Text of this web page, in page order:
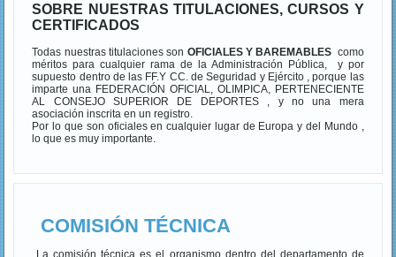
SOBRE NUESTRAS TITULACIONES, CURSOS Y
CERTIFICADOS
Todas nuestras titulaciones son OFICIALES Y BAREMABLES como
méritos para cualquier rama de la Administración Pública, y por
supuesto dentro de las FF.Y CC. de Seguridad y Ejército , porque las
imparte una FEDERACIÓN OFICIAL, OLIMPICA, PERTENECIENTE
AL CONSEJO SUPERIOR DE DEPORTES , y no una mera
asociación inscrita en un registro.
Por lo que son oficiales en cualquier lugar de Europa y del Mundo ,
lo que es muy importante.
COMISIÓN TÉCNICA
La comisión técnica es el organismo dentro del departamento de